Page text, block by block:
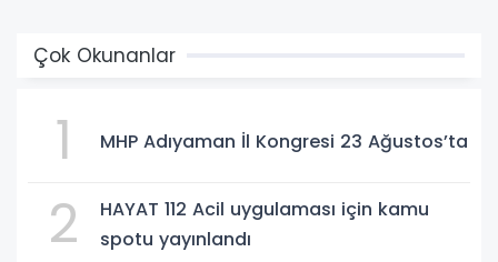
Çok Okunanlar
1 MHP Adıyaman İl Kongresi 23 Ağustos’ta
2
HAYAT 112 Acil uygulaması için kamu
spotu yayınlandı